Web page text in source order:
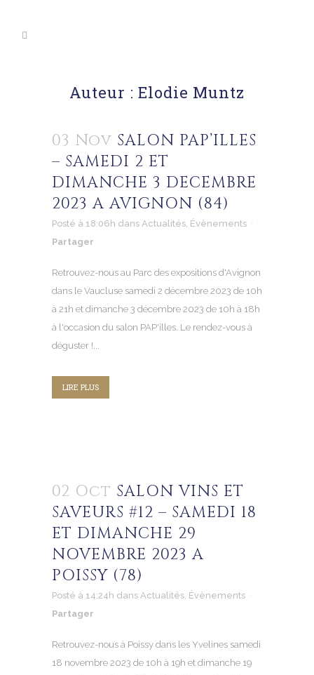
Auteur : Elodie Muntz
03 Nov SALON PAP’ILLES
– SAMEDI 2 ET
DIMANCHE 3 DECEMBRE
2023 A AVIGNON (84)
Posté à 18:06h dans Actualités, Évènements
Partager
Retrouvez-nous au Parc des expositions d'Avignon
dans le Vaucluse samedi 2 décembre 2023 de 10h
à 21h et dimanche 3 décembre 2023 de 10h à 18h
à l'occasion du salon PAP'illes. Le rendez-vous à
déguster !...
LIRE PLUS
02 Oct SALON VINS ET
SAVEURS #12 – SAMEDI 18
ET DIMANCHE 29
NOVEMBRE 2023 A
POISSY (78)
Posté à 14:24h dans Actualités, Évènements
Partager
Retrouvez-nous à Poissy dans les Yvelines samedi
18 novembre 2023 de 10h à 19h et dimanche 19